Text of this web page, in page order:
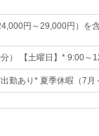
円～29,000円）を
分） 【土曜日】* 9:00～
勤あり* 夏季休暇（7